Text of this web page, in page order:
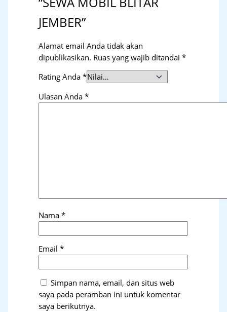
JEMBER”
Alamat email Anda tidak akan
dipublikasikan. Ruas yang wajib ditandai*
Rating Anda*
Ulasan Anda*
Nama*
Email*
Simpan nama, email, dan situs web
saya pada peramban ini untuk komentar
saya berikutnya.